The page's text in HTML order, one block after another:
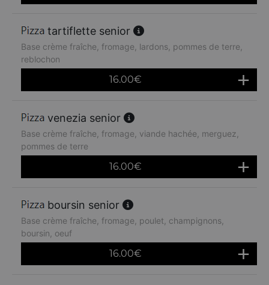
tartiflette senior
Base crème fraîche, fromage, lardons, pommes de terre,
reblochon
16.00€
venezia senior
Base crème fraîche, fromage, viande hachée, merguez,
pommes de terre
16.00€
boursin senior
Base crème fraîche, fromage, poulet, champignons,
boursin, oeuf
16.00€